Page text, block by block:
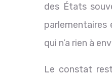
des États
parlementaires
qui n’a rien à
Le constat